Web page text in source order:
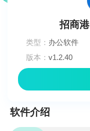
招商
类型： 办公软件
版本：v1.2.40
软件介绍